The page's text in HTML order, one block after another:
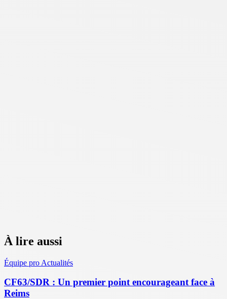
À lire aussi
Équipe pro Actualités
CF63/SDR : Un premier point encourageant face à
Reims